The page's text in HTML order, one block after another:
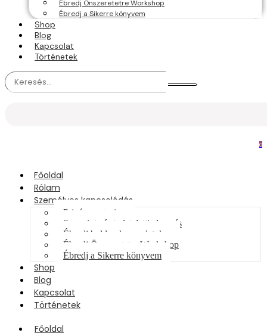
Ébredj Önszeretetre Workshop
Ébredj a Sikerre könyvem
Shop
Blog
Kapcsolat
Történetek
0
Főoldal
Rólam
Személyes kapcsolódás
Privát mentoring
Sorsminta és tudatalatti elemzés
Ébredj boldog kapcsolatokra
Ébredj Önszeretetre Workshop
Ébredj a Sikerre könyvem
Shop
Blog
Kapcsolat
Történetek
Főoldal